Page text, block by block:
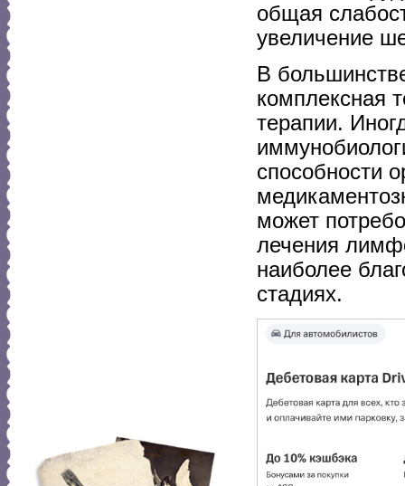
общая
увеличение
В
комплексная
терапии.
способности
может
лечения
наиболее
стадиях.